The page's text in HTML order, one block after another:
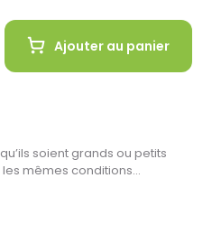
Ajouter au panier
soient grands ou petits
mêmes conditions…